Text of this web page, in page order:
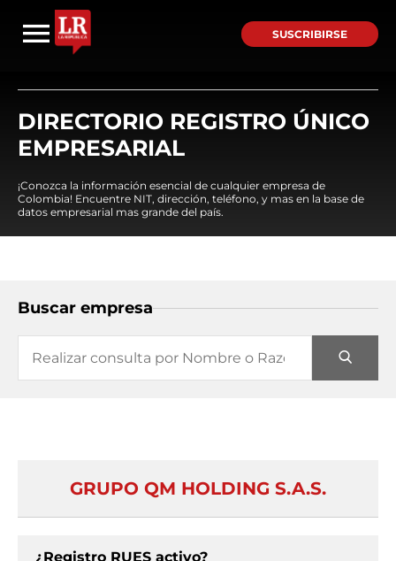
SUSCRIBIRSE
DIRECTORIO REGISTRO ÚNICO
EMPRESARIAL
¡Conozca la información esencial de cualquier empresa de
Colombia! Encuentre NIT, dirección, teléfono, y mas en la base de
datos empresarial mas grande del país.
Buscar empresa
GRUPO QM HOLDING S.A.S.
¿Registro RUES activo?